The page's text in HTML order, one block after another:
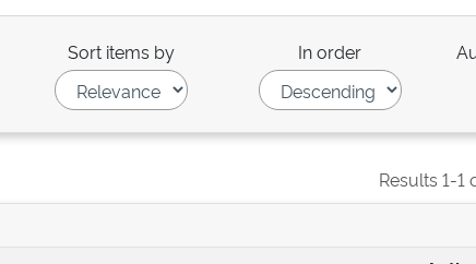
Sort items by In order
Results 1-1